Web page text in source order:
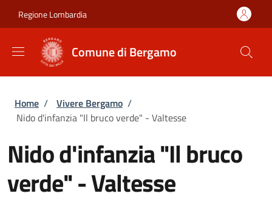
Regione Lombardia
Comune di Bergamo
Briciole di pane
Home / Vivere Bergamo /
Nido d'infanzia "Il bruco verde" - Valtesse
Nido d'infanzia "Il bruco
verde" - Valtesse